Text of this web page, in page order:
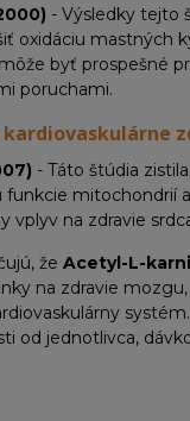
- Výsledky tejto
oxidáciu mastných
byť prospešné
poruchami.
- Táto štúdia
funkcie mitochondrií
vplyv na zdravie
že Acetyl-L-
na zdravie
od jednotlivca,